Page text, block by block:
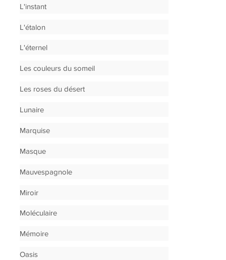
L'instant
L'étalon
L'éternel
Les couleurs du someil
Les roses du désert
Lunaire
Marquise
Masque
Mauvespagnole
Miroir
Moléculaire
Mémoire
Oasis